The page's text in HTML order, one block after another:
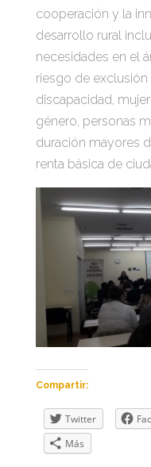
cooperación y la
desarrollo rural
necesidades en el
riesgo de
discapacidad,
género, personas
duración mayores
renta básica de
Compartir:
Twitter
Más